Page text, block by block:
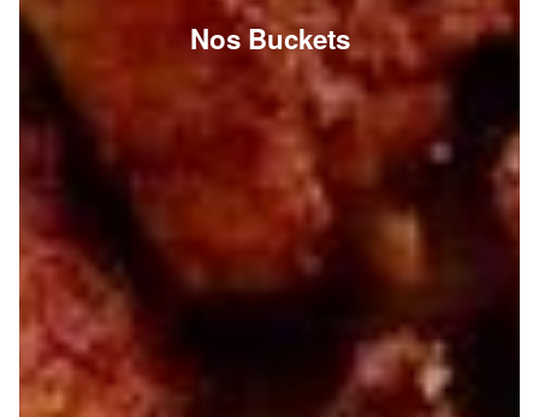
Nos Buckets